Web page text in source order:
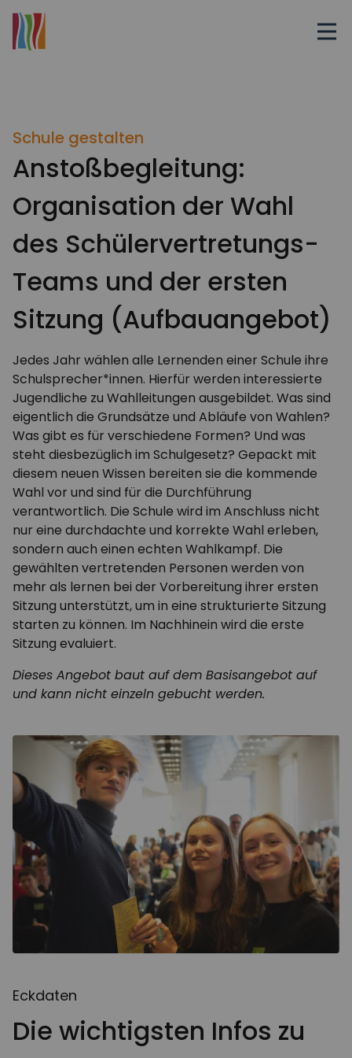
Schule gestalten
Anstoßbegleitung:
Organisation der Wahl
des Schülervertretungs-
Teams und der ersten
Sitzung (Aufbauangebot)
Jedes Jahr wählen alle Lernenden einer Schule ihre
Schulsprecher*innen. Hierfür werden interessierte
Jugendliche zu Wahlleitungen ausgebildet. Was sind
eigentlich die Grundsätze und Abläufe von Wahlen?
Was gibt es für verschiedene Formen? Und was
steht diesbezüglich im Schulgesetz? Gepackt mit
diesem neuen Wissen bereiten sie die kommende
Wahl vor und sind für die Durchführung
verantwortlich. Die Schule wird im Anschluss nicht
nur eine durchdachte und korrekte Wahl erleben,
sondern auch einen echten Wahlkampf. Die
gewählten vertretenden Personen werden von
mehr als lernen bei der Vorbereitung ihrer ersten
Sitzung unterstützt, um in eine strukturierte Sitzung
starten zu können. Im Nachhinein wird die erste
Sitzung evaluiert.
Dieses Angebot baut auf dem Basisangebot auf
und kann nicht einzeln gebucht werden.
Eckdaten
Die wichtigsten Infos zu